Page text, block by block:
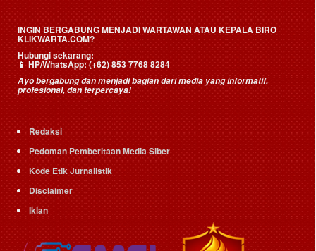
INGIN BERGABUNG MENJADI WARTAWAN ATAU KEPALA BIRO
KLIKWARTA.COM?
Hubungi sekarang:
📱HP/WhatsApp:(+62) 853 7768 8284
Ayo bergabung dan menjadi bagian dari media yang informatif,
profesional, dan terpercaya!
Redaksi
Pedoman Pemberitaan Media Siber
Kode Etik Jurnalistik
Disclaimer
Iklan